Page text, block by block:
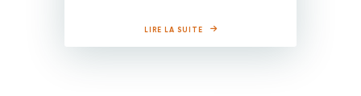
LIRE LA SUITE